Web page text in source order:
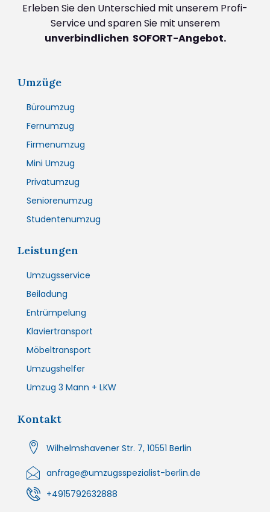
Erleben Sie den Unterschied mit unserem Profi-
Service und sparen Sie mit unserem
unverbindlichen SOFORT-Angebot.
Umzüge
Büroumzug
Fernumzug
Firmenumzug
Mini Umzug
Privatumzug
Seniorenumzug
Studentenumzug
Leistungen
Umzugsservice
Beiladung
Entrümpelung
Klaviertransport
Möbeltransport
Umzugshelfer
Umzug 3 Mann + LKW
Kontakt
Wilhelmshavener Str. 7, 10551 Berlin
anfrage@umzugsspezialist-berlin.de
+4915792632888